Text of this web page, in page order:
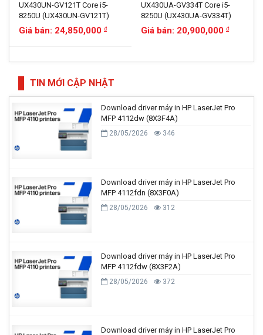
UX430UN-GV121T Core i5-
8250U (UX430UN-GV121T)
Giá bán: 24,850,000 đ
UX430UA-GV334T Core i5-
8250U (UX430UA-GV334T)
Giá bán: 20,900,000 đ
TIN MỚI CẬP NHẬT
Download driver máy in HP LaserJet Pro
MFP 4112dw (8X3F4A)
28/05/2026 346
Download driver máy in HP LaserJet Pro
MFP 4112fdn (8X3F0A)
28/05/2026 312
Download driver máy in HP LaserJet Pro
MFP 4112fdw (8X3F2A)
28/05/2026 372
Download driver máy in HP LaserJet Pro